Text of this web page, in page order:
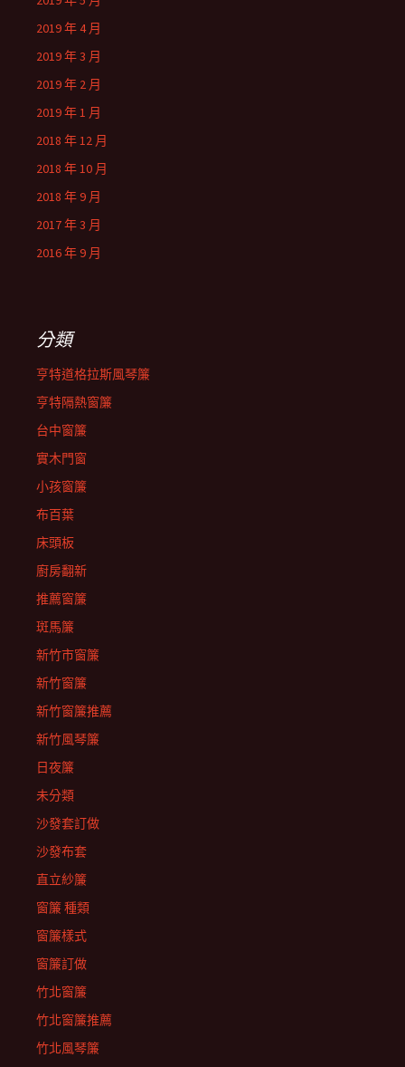
2019 年 4 月
2019 年 3 月
2019 年 2 月
2019 年 1 月
2018 年 12 月
2018 年 10 月
2018 年 9 月
2017 年 3 月
2016 年 9 月
分類
亨特道格拉斯風琴簾
亨特隔熱窗簾
台中窗簾
實木門窗
小孩窗簾
布百葉
床頭板
廚房翻新
推薦窗簾
斑馬簾
新竹市窗簾
新竹窗簾
新竹窗簾推薦
新竹風琴簾
日夜簾
未分類
沙發套訂做
沙發布套
直立紗簾
窗簾 種類
窗簾樣式
窗簾訂做
竹北窗簾
竹北窗簾推薦
竹北風琴簾